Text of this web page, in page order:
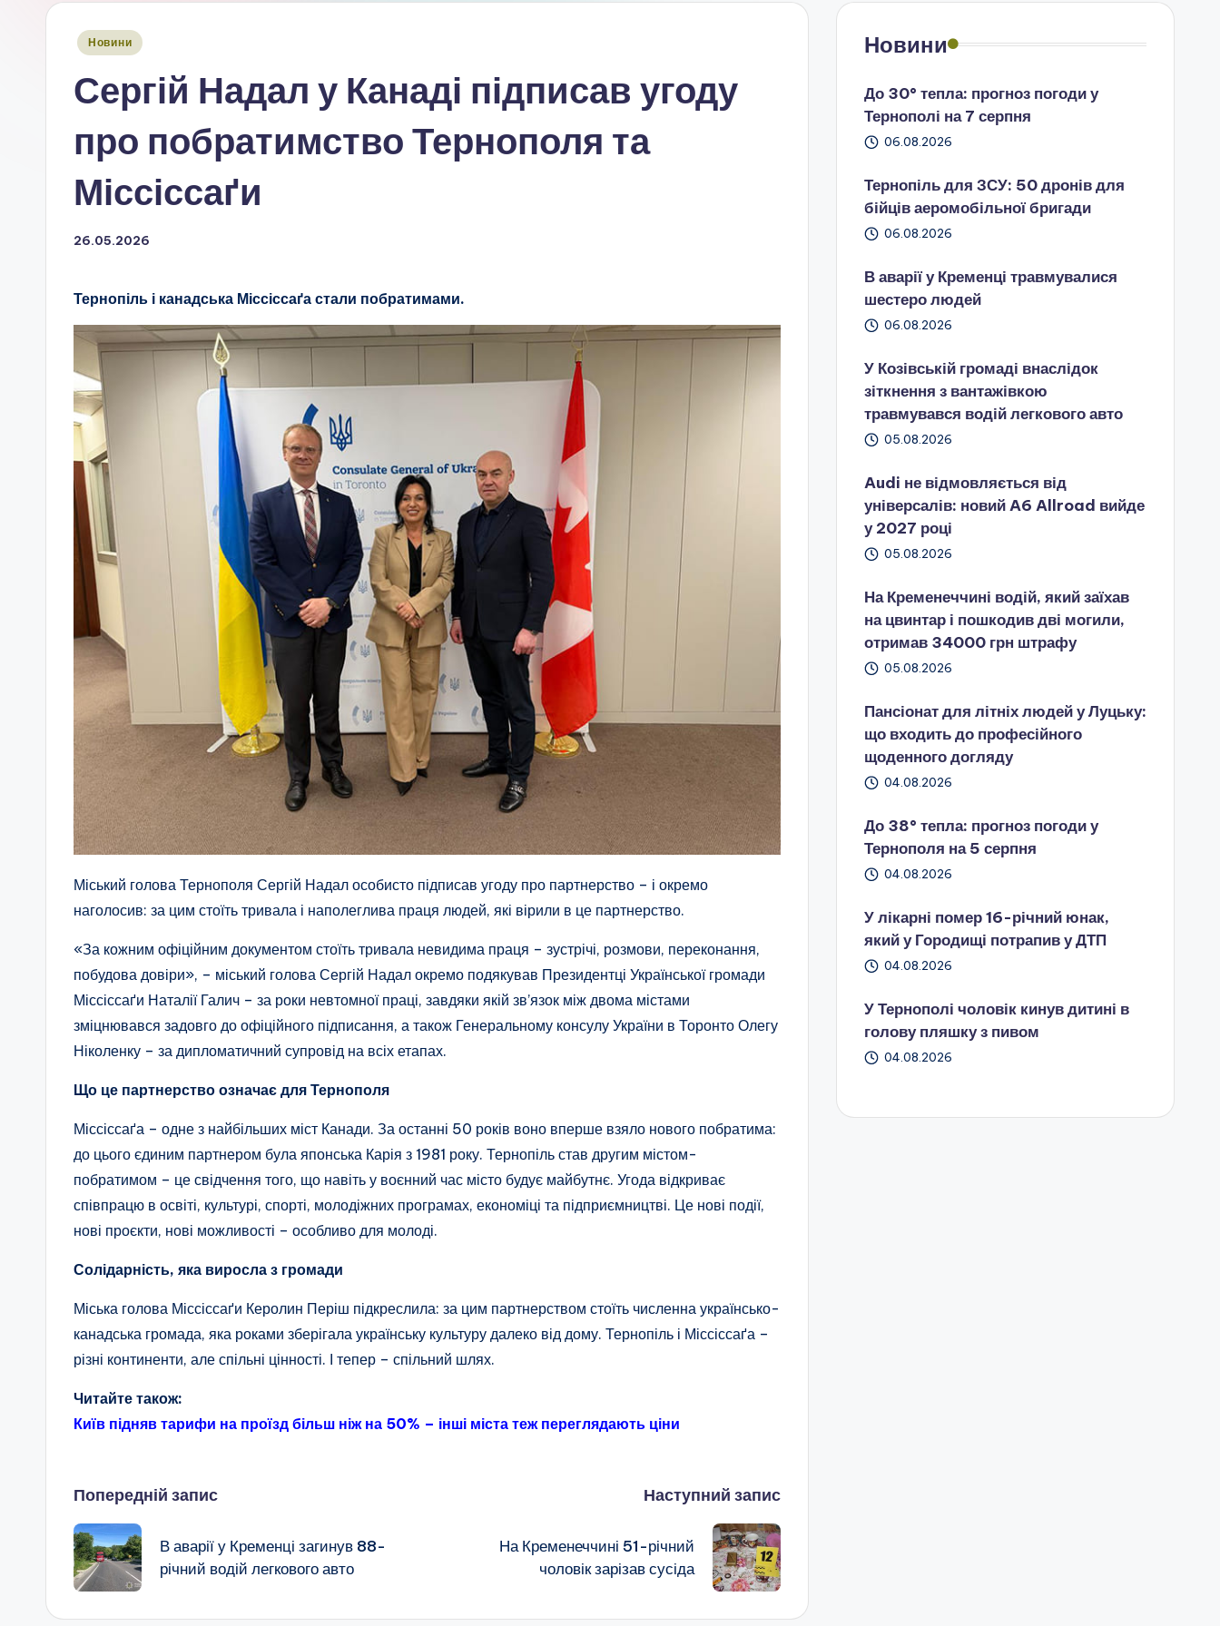
Опубліковано
Новини
Сергій Надал у Канаді підписав угоду
про побратимство Тернополя та
Міссіссаґи
26.05.2026
Тернопіль і канадська Міссіссаґа стали побратимами.
Міський голова Тернополя Сергій Надал особисто підписав угоду про партнерство – і окремо
наголосив: за цим стоїть тривала і наполеглива праця людей, які вірили в це партнерство.
«За кожним офіційним документом стоїть тривала невидима праця – зустрічі, розмови, переконання,
побудова довіри», – міський голова Сергій Надал окремо подякував Президентці Української громади
Міссіссаґи Наталії Галич – за роки невтомної праці, завдяки якій зв’язок між двома містами
зміцнювався задовго до офіційного підписання, а також Генеральному консулу України в Торонто Олегу
Ніколенку – за дипломатичний супровід на всіх етапах.
Що це партнерство означає для Тернополя
Міссіссаґа – одне з найбільших міст Канади. За останні 50 років воно вперше взяло нового побратима:
до цього єдиним партнером була японська Карія з 1981 року. Тернопіль став другим містом-
побратимом – це свідчення того, що навіть у воєнний час місто будує майбутнє. Угода відкриває
співпрацю в освіті, культурі, спорті, молодіжних програмах, економіці та підприємництві. Це нові події,
нові проєкти, нові можливості – особливо для молоді.
Солідарність, яка виросла з громади
Міська голова Міссіссаґи Керолин Періш підкреслила: за цим партнерством стоїть численна українсько-
канадська громада, яка роками зберігала українську культуру далеко від дому. Тернопіль і Міссіссаґа –
різні континенти, але спільні цінності. І тепер – спільний шлях.
Читайте також:
Київ підняв тарифи на проїзд більш ніж на 50% – інші міста теж переглядають ціни
Навігація
по
запису
Попередній запис
В аварії у Кременці загинув 88-
річний водій легкового авто
Наступний запис
На Кременеччині 51-річний
чоловік зарізав сусіда
Новини
До 30° тепла: прогноз погоди у
Тернополі на 7 серпня
06.08.2026
Тернопіль для ЗСУ: 50 дронів для
бійців аеромобільної бригади
06.08.2026
В аварії у Кременці травмувалися
шестеро людей
06.08.2026
У Козівській громаді внаслідок
зіткнення з вантажівкою
травмувався водій легкового авто
05.08.2026
Audi не відмовляється від
універсалів: новий A6 Allroad вийде
у 2027 році
05.08.2026
На Кременеччині водій, який заїхав
на цвинтар і пошкодив дві могили,
отримав 34000 грн штрафу
05.08.2026
Пансіонат для літніх людей у Луцьку:
що входить до професійного
щоденного догляду
04.08.2026
До 38° тепла: прогноз погоди у
Тернополя на 5 серпня
04.08.2026
У лікарні помер 16-річний юнак,
який у Городищі потрапив у ДТП
04.08.2026
У Тернополі чоловік кинув дитині в
голову пляшку з пивом
04.08.2026